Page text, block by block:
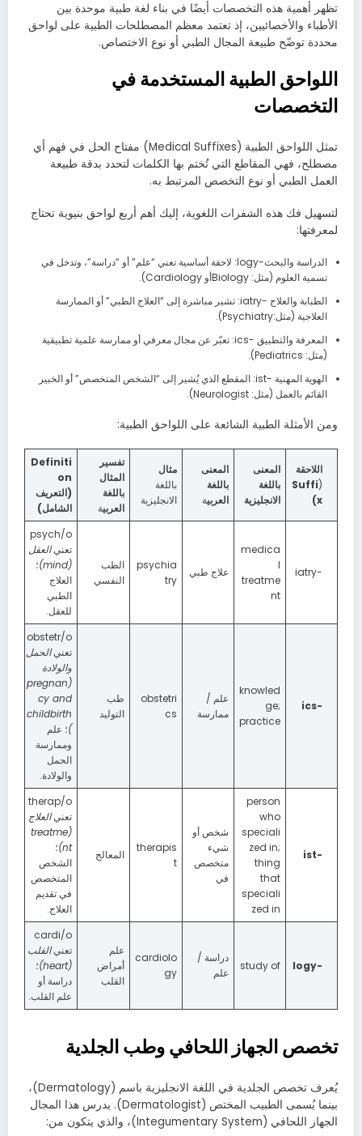
تظهر أهمية هذه التخصصات أيضًا في بناء لغة طبية موحدة بين
الأطباء والأخصائيين، إذ تعتمد معظم المصطلحات الطبية على لواحق
محددة توضّح طبيعة المجال الطبي أو نوع الاختصاص.
اللواحق الطبية المستخدمة في
التخصصات
تمثل اللواحق الطبية (Medical Suffixes) مفتاح الحل في فهم أي
مصطلح، فهي المقاطع التي تُختم بها الكلمات لتحدد بدقة طبيعة
العمل الطبي أو نوع التخصص المرتبط به.
لتسهيل فك هذه الشفرات اللغوية، إليك أهم أربع لواحق بنيوية تحتاج
لمعرفتها:
الدراسة والبحث-logy: لاحقة أساسية تعني “علم” أو “دراسة”، وتدخل في
تسمية العلوم (مثل: Biologyأو Cardiology).
الطبابة والعلاج -iatry: تشير مباشرة إلى “العلاج الطبي” أو الممارسة
العلاجية (مثل:Psychiatry).
المعرفة والتطبيق -ics: تعبّر عن مجال معرفي أو ممارسة علمية تطبيقية
(مثل: Pediatrics).
الهوية المهنية -ist: المقطع الذي يُشير إلى “الشخص المتخصص” أو الخبير
القائم بالعمل (مثل: Neurologist).
ومن الأمثلة الطبية الشائعة على اللواحق الطبية:
اللاحقة
(
Suffi
x)
المعنى
باللغة
الانجليزية
المعنى
باللغة
العربية
مثال
باللغة
الانجليزية
تفسير
المثال
باللغة
العربية
Definiti
on
(التعريف
الشامل)
-iatry
medica
l
treatme
nt
علاج طبي
psychia
try
الطب
النفسي
psych/o
تعنيالعقل
(
mind) ؛
العلاج
الطبي
للعقل.
-ics
knowled
ge;
practice
علم /
ممارسة
obstetri
cs
طب
التوليد
obstetr/o
تعنيالحمل
والولادة
(
pregnan
cy and
childbirth
)؛ علم
وممارسة
الحمل
والولادة.
-ist
person
who
speciali
zed in;
thing
that
speciali
zed in
شخص أو
شيء
متخصص
في
therapis
t
المعالج
therap/o
تعنيالعلاج
(
treatme
nt) ؛
الشخص
المتخصص
في تقديم
العلاج.
-logy
study of
دراسة /
علم
cardiolo
gy
علم
أمراض
القلب
cardi/o
تعنيالقلب
(
heart) ؛
دراسة أو
علم القلب.
تخصص الجهاز اللحافي وطب الجلدية
يُعرف تخصص الجلدية في اللغة الانجليزية باسم (Dermatology)،
بينما يُسمى الطبيب المختص (Dermatologist). يدرس هذا المجال
الجهاز اللحافي (Integumentary System)، والذي يتكون من: